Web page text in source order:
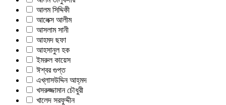
আলম সিদ্দিকী
আলেক্স আলীম
আসলাম সানী
আহমদ ছফা
আহসানুল হক
ইমরুল কায়েস
ঈশ্বর গুপ্ত
এখ্‌লাসউদ্দিন আহ্‌মদ
খসরুজ্জামান চৌধুরী
খালেদ সরফুদ্দীন